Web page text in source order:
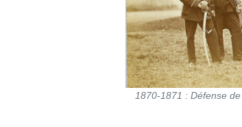
1870-1871 : Défense